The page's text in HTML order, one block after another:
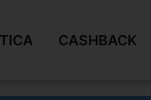
CASHBACK